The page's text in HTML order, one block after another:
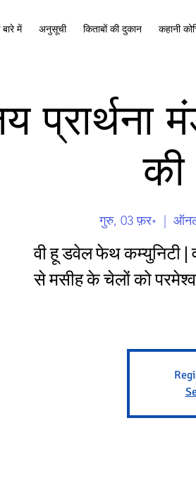
में अनुसूची किताबों की दुकान कहानी
की
गुरु, 03 फ़र॰
वी हू डवेल फेथ कम्युनिटी |
से मसीह के चेलों को